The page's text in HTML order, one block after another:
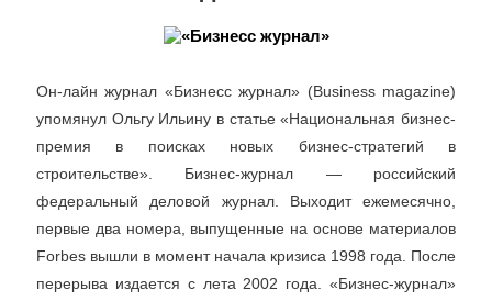
Он-лайн журнал «Бизнесс журнал» (Business magazine)
упомянул Ольгу Ильину в статье «Национальная бизнес-
премия в поисках новых бизнес-стратегий в
строительстве». Бизнес-журнал — российский
федеральный деловой журнал. Выходит ежемесячно,
первые два номера, выпущенные на основе материалов
Forbes вышли в момент начала кризиса 1998 года. После
перерыва издается с лета 2002 года. «Бизнес-журнал»